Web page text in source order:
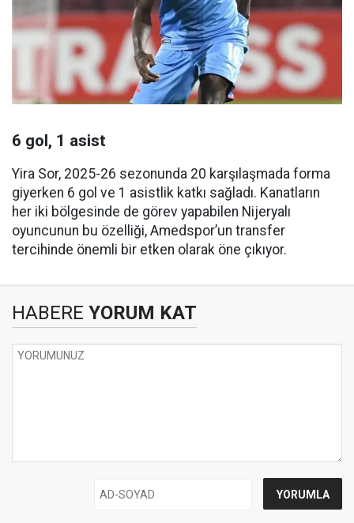
6 gol, 1 asist
Yira Sor, 2025-26 sezonunda 20 karşılaşmada forma
giyerken 6 gol ve 1 asistlik katkı sağladı. Kanatların
her iki bölgesinde de görev yapabilen Nijeryalı
oyuncunun bu özelliği, Amedspor’un transfer
tercihinde önemli bir etken olarak öne çıkıyor.
HABERE YORUM KAT